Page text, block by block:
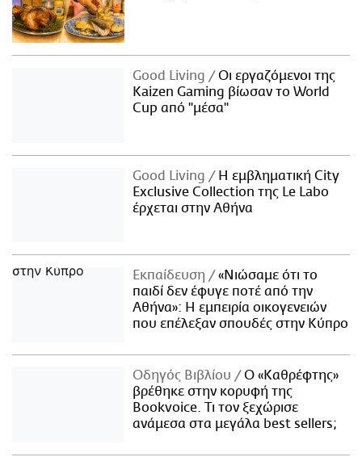
Good Living
Οι εργαζόμενοι της
Kaizen Gaming βίωσαν το World
Cup από "μέσα"
Good Living
Η εμβληματική City
Exclusive Collection της Le Labo
έρχεται στην Αθήνα
Εκπαίδευση
«Νιώσαμε ότι το
παιδί δεν έφυγε ποτέ από την
Αθήνα»: Η εμπειρία οικογενειών
που επέλεξαν σπουδές στην Κύπρο
Οδηγός Βιβλίου
Ο «Καθρέφτης»
βρέθηκε στην κορυφή της
Bookvoice. Τι τον ξεχώρισε
ανάμεσα στα μεγάλα best sellers;